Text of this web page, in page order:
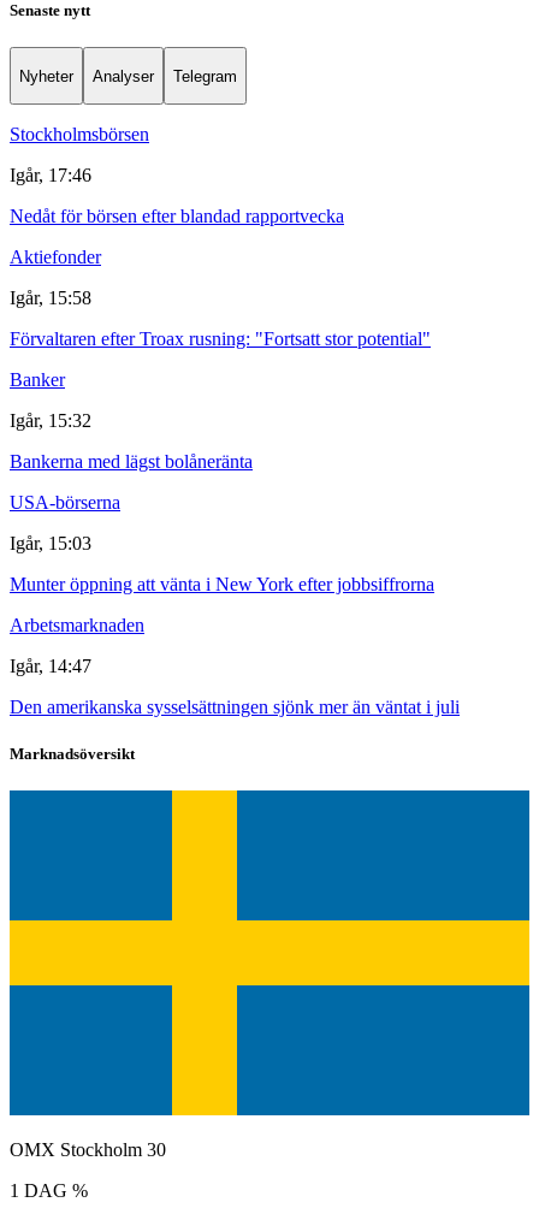
Senaste nytt
Nyheter Analyser Telegram
Stockholmsbörsen
Igår, 17:46
Nedåt för börsen efter blandad rapportvecka
Aktiefonder
Igår, 15:58
Förvaltaren efter Troax rusning: "Fortsatt stor potential"
Banker
Igår, 15:32
Bankerna med lägst bolåneränta
USA-börserna
Igår, 15:03
Munter öppning att vänta i New York efter jobbsiffrorna
Arbetsmarknaden
Igår, 14:47
Den amerikanska sysselsättningen sjönk mer än väntat i juli
Marknadsöversikt
OMX Stockholm 30
1 DAG %